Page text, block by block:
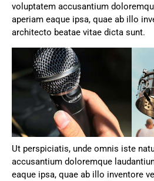
voluptatem accusantium
aperiam eaque ipsa, quae ab illo
architecto beatae vitae dicta sunt.
Ut perspiciatis, unde omnis iste
accusantium doloremque
eaque ipsa, quae ab illo inventore